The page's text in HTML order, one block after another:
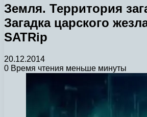
Земля. Территория
Загадка царского
SATRip
20.12.2014
0 Время чтения меньше минуты